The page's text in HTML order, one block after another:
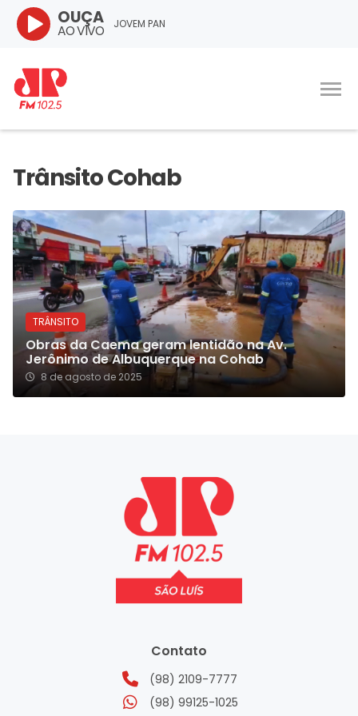
JOVEM PAN
OUÇA
AO VIVO
TRÂNSITO
Obras da Caema geram lentidão na Av.
Jerônimo de Albuquerque na Cohab
8 de agosto de 2025
Contato
(98) 2109-7777
(98) 99125-1025